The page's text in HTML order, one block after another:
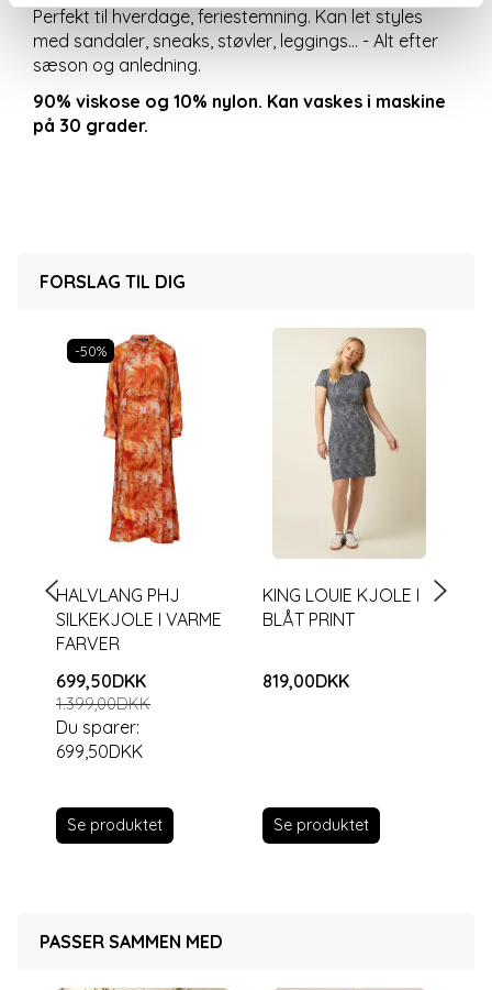
Perfekt til hverdage, feriestemning. Kan let styles
med sandaler, sneaks, støvler, leggings... - Alt efter
sæson og anledning.
90% viskose og 10% nylon. Kan vaskes i maskine
på 30 grader.
FORSLAG TIL DIG
-50%
HALVLANG PHJ
SILKEKJOLE I VARME
FARVER
699,50DKK
1.399,00DKK
Du sparer:
699,50DKK
Se produktet
KING LOUIE KJOLE I
BLÅT PRINT
819,00DKK
Se produktet
PASSER SAMMEN MED